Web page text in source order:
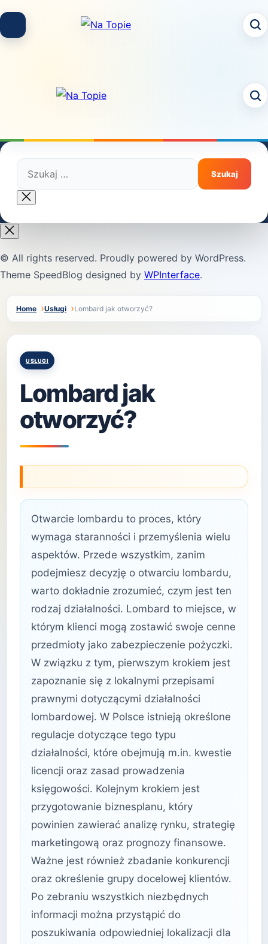
content
Szukaj:
Close
search
© All rights reserved. Proudly powered by WordPress.
Theme SpeedBlog designed by WPInterface.
Home Usługi Lombard jak otworzyć?
Posted
USŁUGI
Lombard jak
otworzyć?
Otwarcie lombardu to proces, który
wymaga staranności i przemyślenia wielu
aspektów. Przede wszystkim, zanim
podejmiesz decyzję o otwarciu lombardu,
warto dokładnie zrozumieć, czym jest ten
rodzaj działalności. Lombard to miejsce, w
którym klienci mogą zostawić swoje cenne
przedmioty jako zabezpieczenie pożyczki.
W związku z tym, pierwszym krokiem jest
zapoznanie się z lokalnymi przepisami
prawnymi dotyczącymi działalności
lombardowej. W Polsce istnieją określone
regulacje dotyczące tego typu
działalności, które obejmują m.in. kwestie
licencji oraz zasad prowadzenia
księgowości. Kolejnym krokiem jest
przygotowanie biznesplanu, który
powinien zawierać analizę rynku, strategię
marketingową oraz prognozy finansowe.
Ważne jest również zbadanie konkurencji
oraz określenie grupy docelowej klientów.
Po zebraniu wszystkich niezbędnych
informacji można przystąpić do
poszukiwania odpowiedniej lokalizacji dla